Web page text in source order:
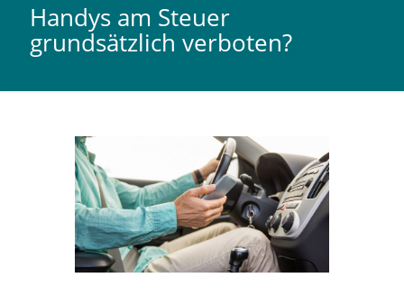
Handys am Steuer
grundsätzlich verboten?